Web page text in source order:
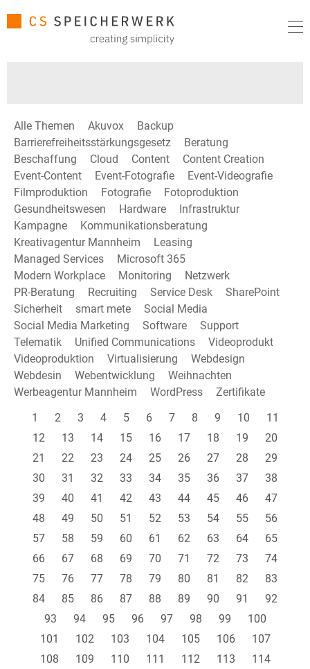
Alle Themen Akuvox
Backup
Barrierefreiheitsstärkungsgesetz
Beratung
Beschaffung
Cloud Content
Content Creation
Event-Content
Event-Fotografie
Event-Videografie
Filmproduktion
Fotografie
Fotoproduktion
Gesundheitswesen
Hardware
Infrastruktur
Kampagne
Kommunikationsberatung
Kreativagentur Mannheim
Leasing
Managed Services
Microsoft 365
Modern Workplace
Monitoring
Netzwerk
PR-Beratung
Recruiting Service Desk
SharePoint
Sicherheit
smart mete
Social Media
Social Media Marketing
Software
Support
Telematik
Unified Communications
Videoprodukt
Videoproduktion
Virtualisierung
Webdesign
Webdesin
Webentwicklung
Weihnachten
Werbeagentur Mannheim
WordPress
Zertifikate
1
2 3 4 5 6 7 8 9 10
11
12
13 14 15 16 17 18 19
20
21
22 23 24 25 26 27 28
29
30
31 32 33 34 35 36 37
38
39
40 41 42 43 44 45 46
47
48
49 50 51 52 53 54 55
56
57
58 59 60 61 62 63 64
65
66
67 68 69 70 71 72 73
74
75
76 77 78 79 80 81 82
83
84
85 86 87 88 89 90 91
92
93
94 95 96 97 98 99
100
101
102 103 104 105 106
107
108
109 110 111 112 113
114